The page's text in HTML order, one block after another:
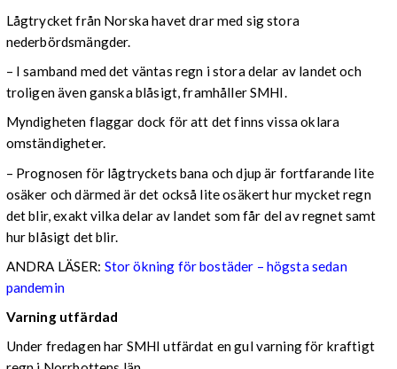
Lågtrycket från Norska havet drar med sig stora
nederbördsmängder.
– I samband med det väntas regn i stora delar av landet och
troligen även ganska blåsigt, framhåller SMHI.
Myndigheten flaggar dock för att det finns vissa oklara
omständigheter.
– Prognosen för lågtryckets bana och djup är fortfarande lite
osäker och därmed är det också lite osäkert hur mycket regn
det blir, exakt vilka delar av landet som får del av regnet samt
hur blåsigt det blir.
ANDRA LÄSER: Stor ökning för bostäder – högsta sedan
pandemin
Varning utfärdad
Under fredagen har SMHI utfärdat en gul varning för kraftigt